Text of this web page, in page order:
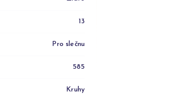
13
Pro slečnu
585
Kruhy